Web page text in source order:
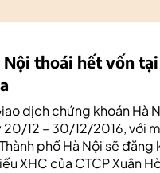
Nội thoái hết vốn
dịch chứng khoán Hà
12 – 30/12/2016, với
phố Hà Nội sẽ đăng
XHC của CTCP Xuân